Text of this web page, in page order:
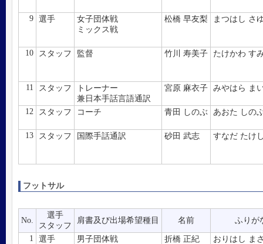
9 選手
女子団体戦
ミックス戦
松橋 早友梨 まつはし さ
10 スタッフ 監督 竹川 寿美子 たけかわ す
11 スタッフ
トレーナー
兼日本手話言語通訳
宮原 麻衣子 みやはら ま
12 スタッフ コーチ 青田 しのぶ あおた しの
13 スタッフ 国際手話通訳 砂田 武志 すなだ たけ
フットサル
No.
選手
スタッフ
肩書及び出場希望種目 名前 ふりが
1 選手 男子団体戦 折橋 正紀 おりはし ま